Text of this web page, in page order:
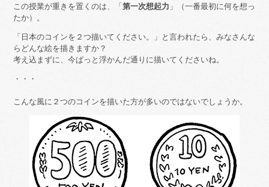
この授業が重きを置くのは、「第一次想起力 」（一番最初に何を想っ
たか）。
「日本のコインを２つ描いてください。」と言われたら、みなさんな
らどんな絵を描きますか？
考え込まずに、今ぱっと浮かんだ通りに描いてくださいね。
・・・
こんな風に２つのコインを描いた方が多いのではないでしょうか。